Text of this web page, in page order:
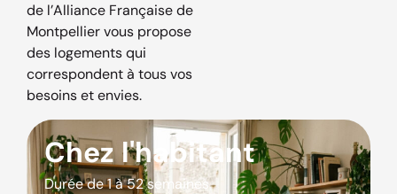
de l’Alliance Française de
Montpellier vous propose
des logements qui
correspondent à tous vos
besoins et envies.
Chez l'habitant
Durée de 1 à 52 semaines